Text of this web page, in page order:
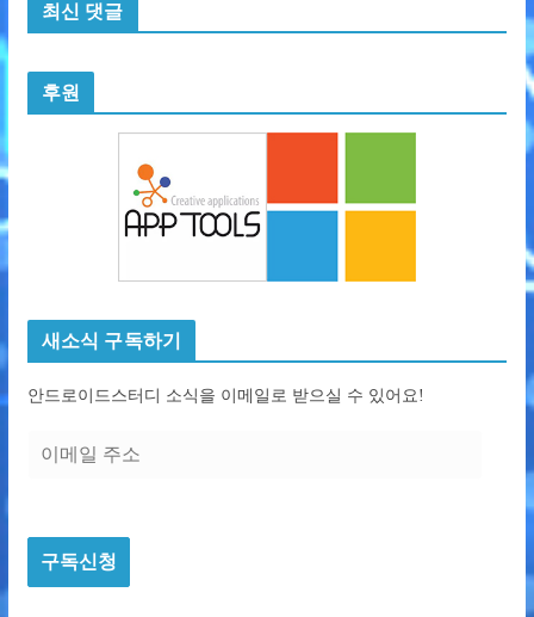
최신 댓글
후원
새소식 구독하기
안드로이드스터디 소식을 이메일로 받으실 수 있어요!
주
소구독신청